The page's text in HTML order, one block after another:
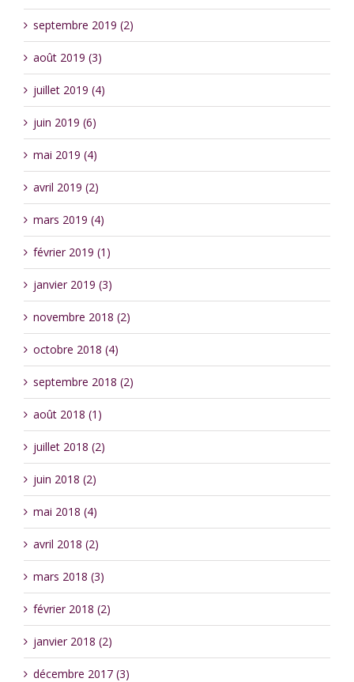
septembre 2019 (2)
août 2019 (3)
juillet 2019 (4)
juin 2019 (6)
mai 2019 (4)
avril 2019 (2)
mars 2019 (4)
février 2019 (1)
janvier 2019 (3)
novembre 2018 (2)
octobre 2018 (4)
septembre 2018 (2)
août 2018 (1)
juillet 2018 (2)
juin 2018 (2)
mai 2018 (4)
avril 2018 (2)
mars 2018 (3)
février 2018 (2)
janvier 2018 (2)
décembre 2017 (3)